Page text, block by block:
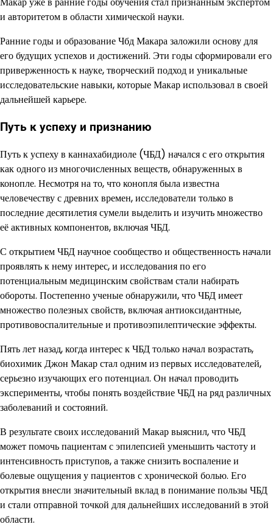
и авторитетом в области химической науки.
Ранние годы и образование Чбд Макара заложили основу для
его будущих успехов и достижений. Эти годы сформировали его
приверженность к науке, творческий подход и уникальные
исследовательские навыки, которые Макар использовал в своей
дальнейшей карьере.
Путь к успеху и признанию
Путь к успеху в каннахабидиоле (ЧБД) начался с его открытия
как одного из многочисленных веществ, обнаруженных в
конопле. Несмотря на то, что конопля была известна
человечеству с древних времен, исследователи только в
последние десятилетия сумели выделить и изучить множество
её активных компонентов, включая ЧБД.
С открытием ЧБД научное сообщество и общественность начали
проявлять к нему интерес, и исследования по его
потенциальным медицинским свойствам стали набирать
обороты. Постепенно ученые обнаружили, что ЧБД имеет
множество полезных свойств, включая антиоксидантные,
противовоспалительные и противоэпилептические эффекты.
Пять лет назад, когда интерес к ЧБД только начал возрастать,
биохимик Джон Макар стал одним из первых исследователей,
серьезно изучающих его потенциал. Он начал проводить
эксперименты, чтобы понять воздействие ЧБД на ряд различных
заболеваний и состояний.
В результате своих исследований Макар выяснил, что ЧБД
может помочь пациентам с эпилепсией уменьшить частоту и
интенсивность приступов, а также снизить воспаление и
болевые ощущения у пациентов с хронической болью. Его
открытия внесли значительный вклад в понимание пользы ЧБД
и стали отправной точкой для дальнейших исследований в этой
области.